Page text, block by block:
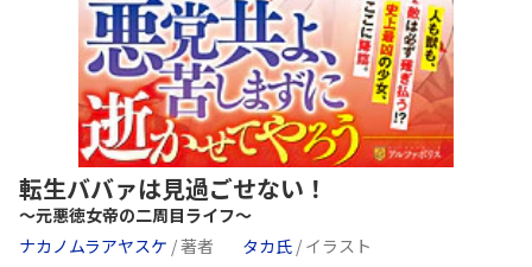
転生ババァは見過ごせない！
～元悪徳女帝の二周目ライフ～
ナカノムラアヤスケ / 著者 タカ氏 / イラスト